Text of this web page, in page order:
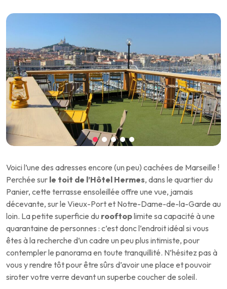
Voici l’une des adresses encore (un peu) cachées de Marseille !
Perchée sur le toit de l’Hôtel Hermes, dans le quartier du
Panier, cette terrasse ensoleillée offre une vue, jamais
décevante, sur le Vieux-Port et Notre-Dame-de-la-Garde au
loin. La petite superficie du rooftoplimite sa capacité à une
quarantaine de personnes : c’est donc l’endroit idéal si vous
êtes à la recherche d’un cadre un peu plus intimiste, pour
contempler le panorama en toute tranquillité. N’hésitez pas à
vous y rendre tôt pour être sûrs d’avoir une place et pouvoir
siroter votre verre devant un superbe coucher de soleil.